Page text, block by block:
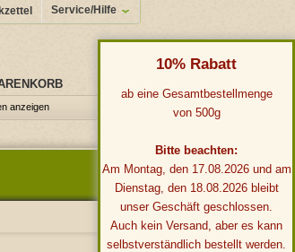
Service/Hilfe
anzeigen
10% Rabatt
ab eine Gesamtbestellmenge
von 500g
Bitte beachten:
Am Montag, den 17.08.2026 und am
Dienstag, den 18.08.2026 bleibt
unser Geschäft geschlossen.
Auch kein Versand, aber es kann
selbstverständlich bestellt werden.